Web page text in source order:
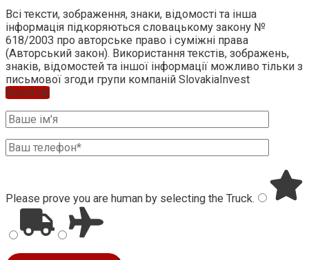
Всі тексти, зображення, знаки, відомості та інша
інформація підкоряються словацькому закону №
618/2003 про авторське право і суміжні права
(Авторський закон). Використання текстів, зображень,
знаків, відомостей та іншої інформації можливо тільки з
письмової згоди групи компаній SlovakiaInvest
Scroll Up
Please prove you are human by selecting the Truck.